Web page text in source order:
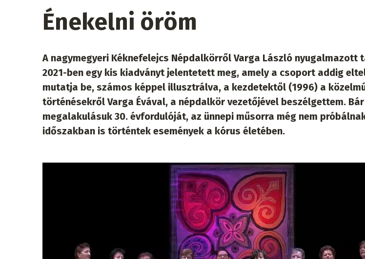
Énekelni öröm
A nagymegyeri Kéknefelejcs Népdalkörről Varga László nyugalmazott
2021-ben egy kis kiadványt jelentetett meg, amely a csoport addig
mutatja be, számos képpel illusztrálva, a kezdetektől (1996) a
történésekről Varga Évával, a népdalkör vezetőjével beszélgettem.
megalakulásuk 30. évfordulóját, az ünnepi műsorra még nem
időszakban is történtek események a kórus életében.